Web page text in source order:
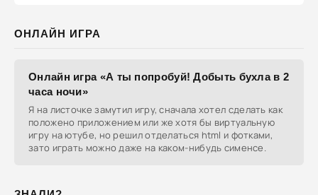
ОНЛАЙН ИГРА
Онлайн игра «А ты попробуй! Добыть бухла в 2
часа ночи»
Я на листочке замутил игру, сначала хотел сделать как
положено приложением или же хотя бы виртуальную
игру на ютубе, но решил отделаться html и фотками,
зато играть можно даже на каком-нибудь сименсе.